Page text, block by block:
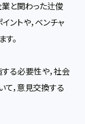
業と関わった辻俊
ントや，ベンチャ
。
る必要性や，社会
て，意見交換する